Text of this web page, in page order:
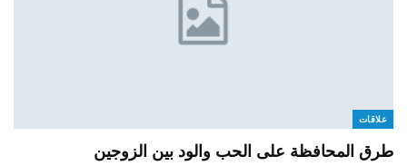
علاقات
طرق المحافظة على الحب والود بين الزوجين